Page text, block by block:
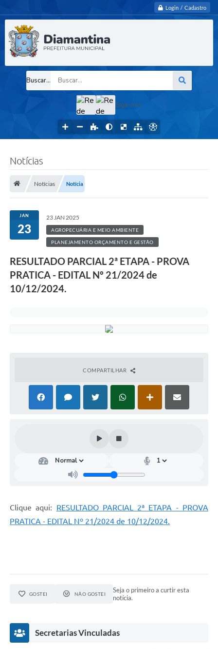
Login / Cadastro
Buscar...
Siga-nos
Notícias
Notícias Notícia
JAN
23
23 JAN 2025
AGROPECUÁRIA E MEIO AMBIENTE
PLANEJAMENTO ORÇAMENTO E GESTÃO
RESULTADO PARCIAL 2ª ETAPA - PROVA
PRATICA - EDITAL Nº 21/2024 de
10/12/2024.
COMPARTILHAR
Clique aqui: RESULTADO PARCIAL 2ª ETAPA - PROVA
PRATICA - EDITAL Nº 21/2024 de 10/12/2024.
GOSTEI NÃO GOSTEI
Seja o primeiro a curtir esta
notícia.
Secretarias Vinculadas